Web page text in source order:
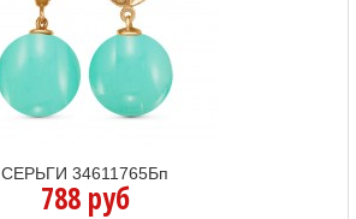
СЕРЬГИ 34611765Бп
788 руб